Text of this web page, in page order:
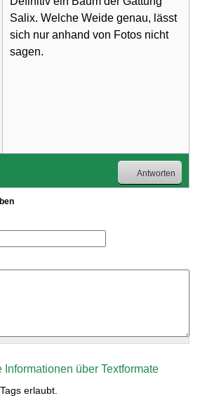
Salix. Welche Weide genau, lässt
sich nur anhand von Fotos nicht
sagen.
Antworten
Informationen über Textformate
erlaubt.